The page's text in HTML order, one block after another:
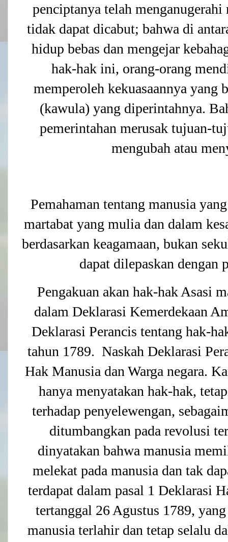
penciptanya telah
tidak dapat dicabut; bahwa di
hidup bebas dan mengejar
hak-hak ini, orang-orang
memperoleh kekuasaannya yang
(kawula) yang diperintahnya.
pemerintahan merusak tujuan-
mengubah atau
Pemahaman tentang manusia
martabat yang mulia dan dalam
berdasarkan keagamaan, bukan
dapat dilepaskan dengan
Pengakuan akan hak-hak Asasi
dalam Deklarasi Kemerdekaan
Deklarasi Perancis tentang hak-
tahun 1789. Naskah Deklarasi
Hak Manusia dan Warga negara.
hanya menyatakan hak-hak,
terhadap penyelewengan,
ditumbangkan pada revolusi
dinyatakan bahwa manusia
melekat pada manusia dan tak
terdapat dalam pasal 1 Deklarasi
tertanggal 26 Agustus 1789,
manusia terlahir dan tetap selalu